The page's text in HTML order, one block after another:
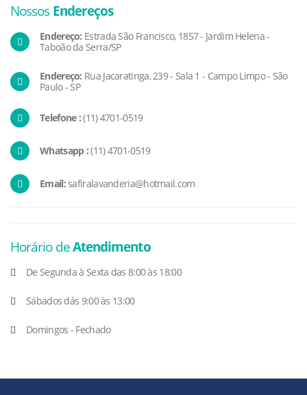
Nossos Endereços
Endereço: Estrada São Francisco, 1857 - Jardim Helena -
Taboão da Serra/SP
Endereço: Rua Jacaratinga, 239 - Sala 1 - Campo Limpo - São
Paulo - SP
Telefone :(11) 4701-0519
Whatsapp :(11) 4701-0519
Email:safiralavanderia@hotmail.com
Horário deAtendimento
De Segunda à Sexta das 8:00 às 18:00
Sábados dás 9:00 às 13:00
Domingos - Fechado